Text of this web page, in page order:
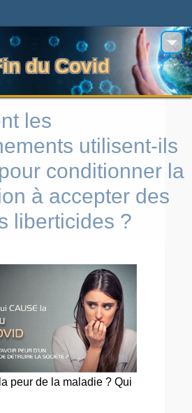
du Covid
les
utilisent-ils
conditionner la
à accepter des
liberticides ?
peur de la maladie ? Qui